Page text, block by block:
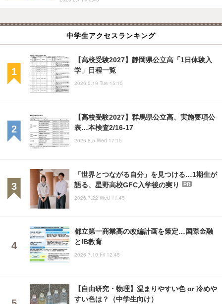
中学生アクセスランキング
【高校受験2027】静岡県公立高「1日体験入
学」日程一覧
2026.5.19 Tue 15:15
【高校受験2027】群馬県公立高、実施要項公
表…本検査2/16-17
2026.8.5 Wed 17:15
「世界とつながる自分」を見つける…1期生が
語る、星野高校GFC入学後の実り
PR
2026.7.22 Wed 11:45
都立第一商業高の改編計画を策定…国際金融
とIB教育
2026.7.10 Fri 12:45
【自由研究・物理】温まりやすい色 or 冷めや
すい色は？（中学生向け）